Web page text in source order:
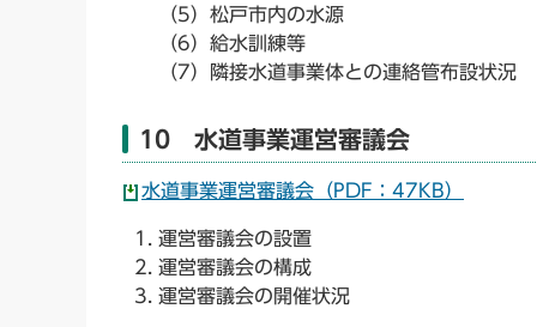
（5）松戸市内の水源
（6）給水訓練等
（7）隣接水道事業体との連絡管布設状況
10 水道事業運営審議会
水道事業運営審議会（PDF：47KB）
運営審議会の設置
運営審議会の構成
運営審議会の開催状況